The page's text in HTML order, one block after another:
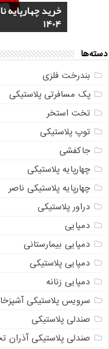
4 مدل گلدان
مشخصات)
1404
خرید گلدان
ناصر + قیمت روز
خرید سرویس
مستقیم از تولیدی
دسته‌ها
بندرخت فلزی
پک مسافرتی پلاستیکی
تخت استخر
توپ پلاستیکی
جاکفشی
چهارپایه پلاستیکی
چهارپایه پلاستیکی ناصر
دراور پلاستیکی
دمپایی
دمپایی بیمارستانی
دمپایی پلاستیکی
دمپایی زنانه
سرویس پلاستیکی
صندلی پلاستیکی
صندلی پلاستیکی آذران